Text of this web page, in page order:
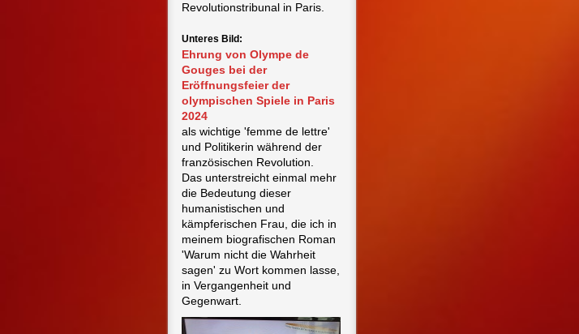
Revolutionstribunal in Paris.
Unteres Bild:
Ehrung von Olympe de
Gouges bei der
Eröffnungsfeier der
olympischen Spiele in Paris
2024
als wichtige 'femme de lettre'
und Politikerin während der
französischen Revolution.
Das unterstreicht einmal mehr
die Bedeutung dieser
humanistischen und
kämpferischen Frau, die ich in
meinem biografischen Roman
'Warum nicht die Wahrheit
sagen' zu Wort kommen lasse,
in Vergangenheit und
Gegenwart.